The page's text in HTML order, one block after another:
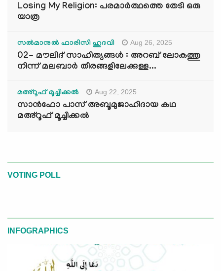
Losing My Religion: പരമാർത്ഥത്തെ തേടി ഒരു
യാത്ര
സൽമാനുൽ ഫാരിസി ഹുദവി Aug 26, 2025
02- മൗലിദ് സാഹിത്യങ്ങൾ : അറബ് ലോകത്തു
നിന്ന് മലബാർ തീരങ്ങളിലേക്കുള്ള...
മഅ്റൂഫ് മൂച്ചിക്കല്‍ Aug 22, 2025
സാൻഫോ പാസ് അബൂമുജാഹിദായ കഥ
മഅ്റൂഫ് മൂച്ചിക്കല്‍
VOTING POLL
INFOGRAPHICS